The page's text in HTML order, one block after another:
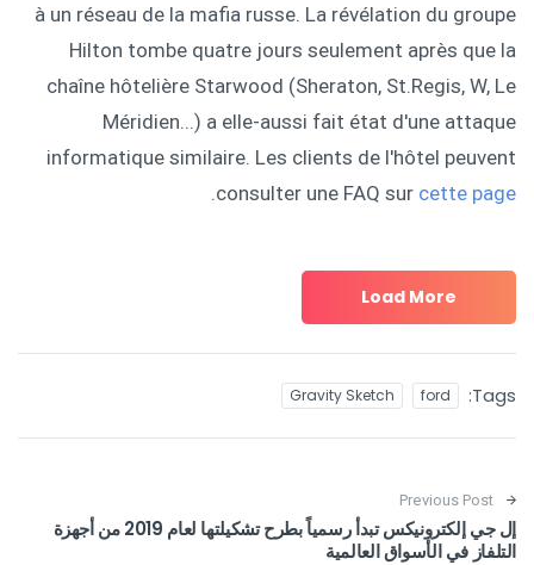
à un réseau de la mafia russe. La révélation du groupe
Hilton tombe quatre jours seulement après que la
chaîne hôtelière Starwood (Sheraton, St.Regis, W, Le
Méridien...) a elle-aussi fait état d'une attaque
informatique similaire. Les clients de l'hôtel peuvent
consulter une FAQ sur cette page
.
Load More
Tags:
ford
Gravity Sketch
Post navigation
Previous Post
إل جي إلكترونيكس تبدأ رسمياً بطرح تشكيلتها لعام 2019 من أجهزة
التلفاز في الأسواق العالمية